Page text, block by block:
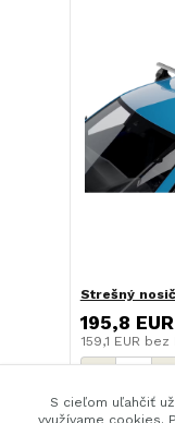
Strešný
195,8 EUR
159,1 EUR bez
S cieľom uľahčiť
využívame cookies.